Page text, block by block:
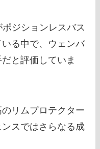
ジションレスバス
る中で、ウェンバ
と評価していま
リムプロテクター
スではさらなる成